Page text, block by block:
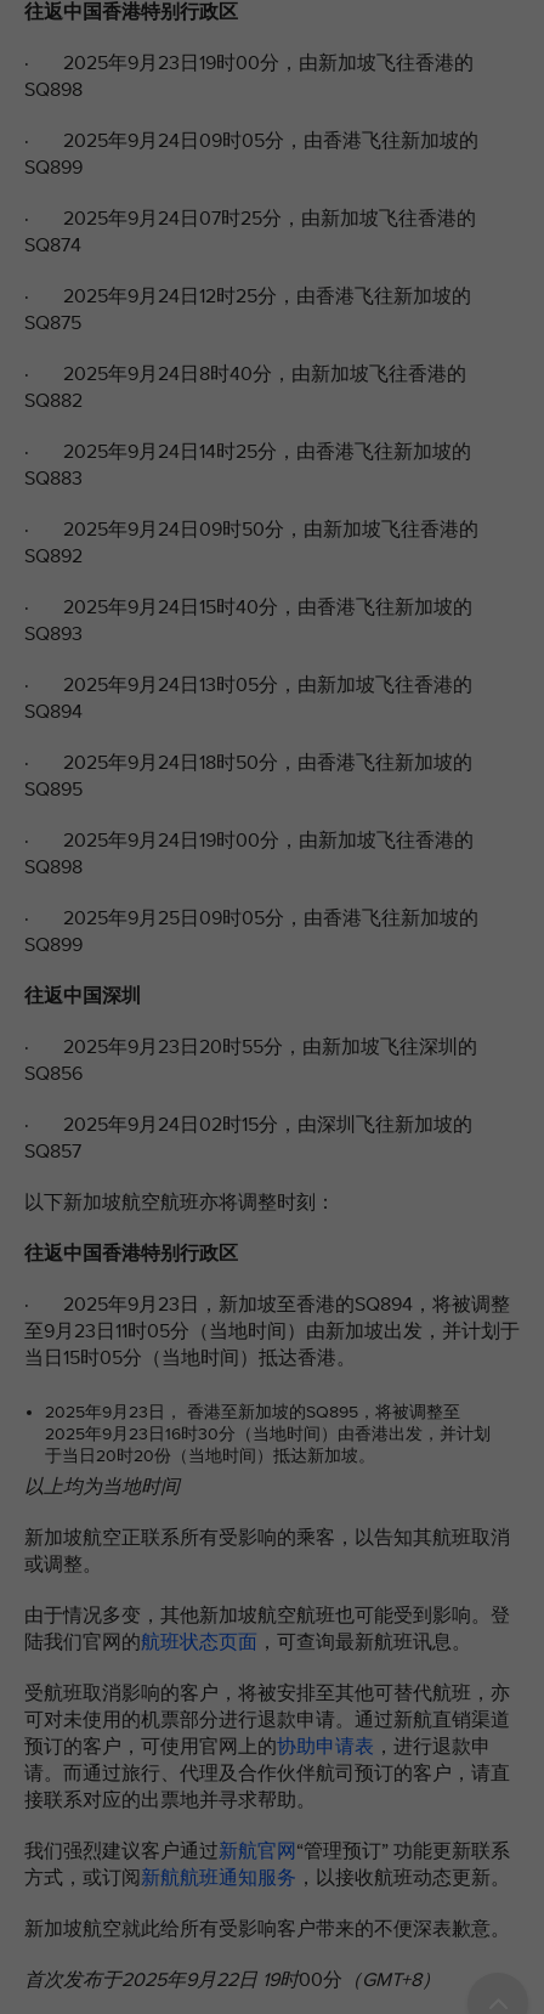
往返中国香港特别行政区
· 2025年9月23日19时00分，由新加坡飞往香港的
SQ898
· 2025年9月24日09时05分，由香港飞往新加坡的
SQ899
· 2025年9月24日07时25分，由新加坡飞往香港的
SQ874
· 2025年9月24日12时25分，由香港飞往新加坡的
SQ875
· 2025年9月24日8时40分，由新加坡飞往香港的
SQ882
· 2025年9月24日14时25分，由香港飞往新加坡的
SQ883
· 2025年9月24日09时50分，由新加坡飞往香港的
SQ892
· 2025年9月24日15时40分，由香港飞往新加坡的
SQ893
· 2025年9月24日13时05分，由新加坡飞往香港的
SQ894
· 2025年9月24日18时50分，由香港飞往新加坡的
SQ895
· 2025年9月24日19时00分，由新加坡飞往香港的
SQ898
· 2025年9月25日09时05分，由香港飞往新加坡的
SQ899
往返中国深圳
· 2025年9月23日20时55分，由新加坡飞往深圳的
SQ856
· 2025年9月24日02时15分，由深圳飞往新加坡的
SQ857
以下新加坡航空航班亦将调整时刻：
往返中国香港特别行政区
· 2025年9月23日，新加坡至香港的SQ894，将被调整
至9月23日11时05分（当地时间）由新加坡出发，并计划于
当日15时05分（当地时间）抵达香港。
2025年9月23日， 香港至新加坡的SQ895，将被调整至
2025年9月23日16时30分（当地时间）由香港出发，并计划
于当日20时20份（当地时间）抵达新加坡。
以上均为当地时间
新加坡航空正联系所有受影响的乘客，以告知其航班取消
或调整。
由于情况多变，其他新加坡航空航班也可能受到影响。登
陆我们官网的航班状态页面 ，可查询最新航班讯息。
受航班取消影响的客户，将被安排至其他可替代航班，亦
可对未使用的机票部分进行退款申请。通过新航直销渠道
预订的客户，可使用官网上的协助申请表 ，进行退款申
请。而通过旅行、代理及合作伙伴航司预订的客户，请直
接联系对应的出票地并寻求帮助。
我们强烈建议客户通过新航官网 “管理预订” 功能更新联系
方式，或订阅新航航班通知服务 ，以接收航班动态更新。
新加坡航空就此给所有受影响客户带来的不便深表歉意。
首次发布于2025年9月22日 19时00分 （GMT+8）